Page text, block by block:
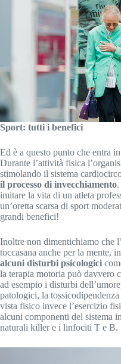
Sport: tutti i benefici
Ed è a questo punto che entra
Durante l’attività fisica
stimolando il sistema
il processo di invecchiamento
imitare la vita di un atleta
un’oretta scarsa di sport
grandi benefici!
Inoltre non dimentichiamo che
toccasana anche per la mente,
alcuni disturbi psicologici
la terapia motoria può davvero
ad esempio i disturbi
patologici, la
vista fisico invece l’esercizio
alcuni componenti del sistema
naturali killer e i linfociti T e B.